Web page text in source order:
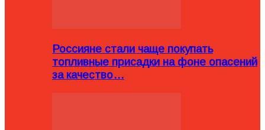
Россияне стали чаще покупать
топливные присадки на фоне опасений
за качество…